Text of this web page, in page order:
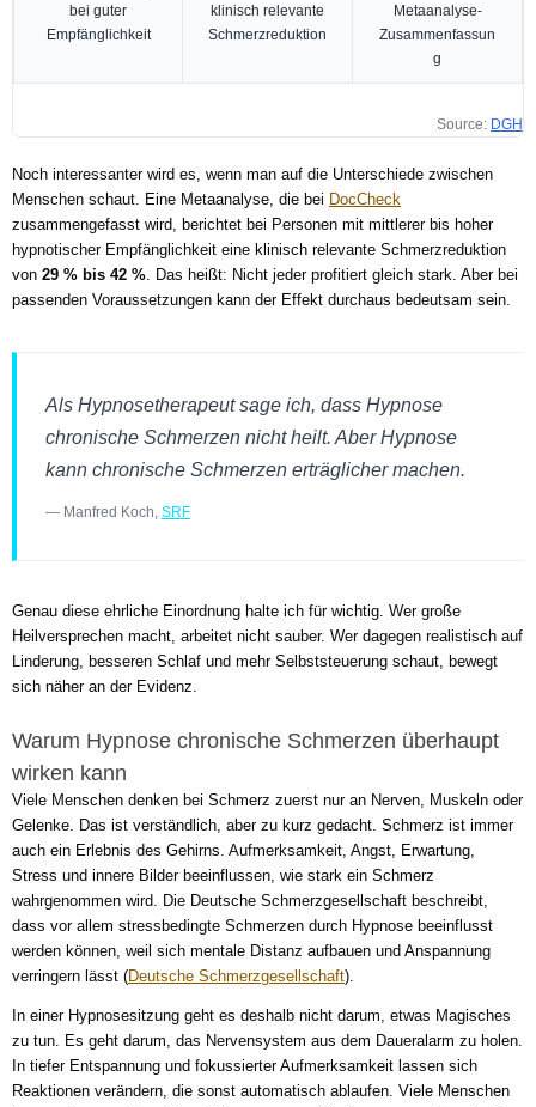
bei guter
Empfänglichkeit
klinisch relevante
Schmerzreduktion
Metaanalyse-
Zusammenfassun
g
Source: DGH
Noch interessanter wird es, wenn man auf die Unterschiede zwischen
Menschen schaut. Eine Metaanalyse, die bei DocCheck
zusammengefasst wird, berichtet bei Personen mit mittlerer bis hoher
hypnotischer Empfänglichkeit eine klinisch relevante Schmerzreduktion
von 29 % bis 42 % . Das heißt: Nicht jeder profitiert gleich stark. Aber bei
passenden Voraussetzungen kann der Effekt durchaus bedeutsam sein.
Als Hypnosetherapeut sage ich, dass Hypnose
chronische Schmerzen nicht heilt. Aber Hypnose
kann chronische Schmerzen erträglicher machen.
— Manfred Koch, SRF
Genau diese ehrliche Einordnung halte ich für wichtig. Wer große
Heilversprechen macht, arbeitet nicht sauber. Wer dagegen realistisch auf
Linderung, besseren Schlaf und mehr Selbststeuerung schaut, bewegt
sich näher an der Evidenz.
Warum Hypnose chronische Schmerzen überhaupt
wirken kann
Viele Menschen denken bei Schmerz zuerst nur an Nerven, Muskeln oder
Gelenke. Das ist verständlich, aber zu kurz gedacht. Schmerz ist immer
auch ein Erlebnis des Gehirns. Aufmerksamkeit, Angst, Erwartung,
Stress und innere Bilder beeinflussen, wie stark ein Schmerz
wahrgenommen wird. Die Deutsche Schmerzgesellschaft beschreibt,
dass vor allem stressbedingte Schmerzen durch Hypnose beeinflusst
werden können, weil sich mentale Distanz aufbauen und Anspannung
verringern lässt (Deutsche Schmerzgesellschaft).
In einer Hypnosesitzung geht es deshalb nicht darum, etwas Magisches
zu tun. Es geht darum, das Nervensystem aus dem Daueralarm zu holen.
In tiefer Entspannung und fokussierter Aufmerksamkeit lassen sich
Reaktionen verändern, die sonst automatisch ablaufen. Viele Menschen